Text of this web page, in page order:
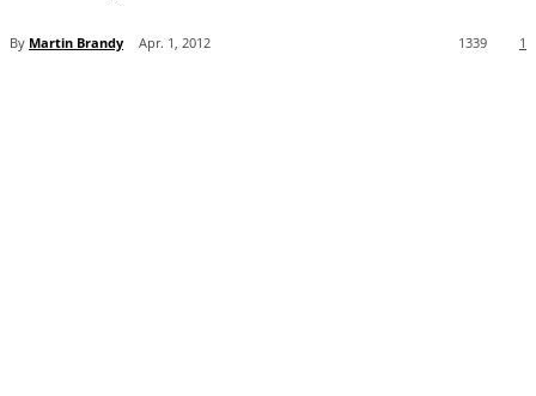
By Martin Brandy Apr. 1, 2012 1
1339